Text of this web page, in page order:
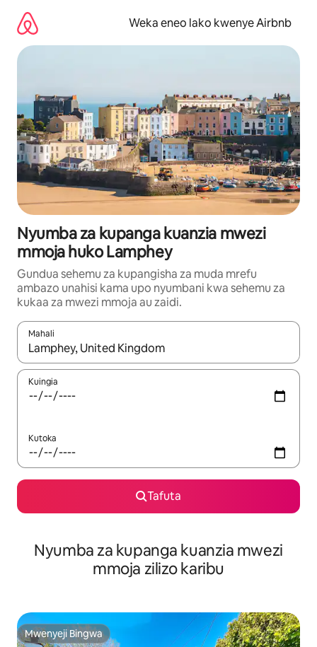
kwenda
kwenye
maudhui
Weka eneo lako kwenye Airbnb
Nyumba za kupanga kuanzia mwezi
mmoja huko Lamphey
Gundua sehemu za kupangisha za muda mrefu
ambazo unahisi kama upo nyumbani kwa sehemu za
kukaa za mwezi mmoja au zaidi.
Mahali
Wakati matokeo yanapatikana, vinjari kwa kutumia vitufe vya
Kuingia
Kutoka
Tafuta
Nyumba za kupanga kuanzia mwezi
mmoja zilizo karibu
Mwenyeji Bingwa
Mwenyeji Bingwa